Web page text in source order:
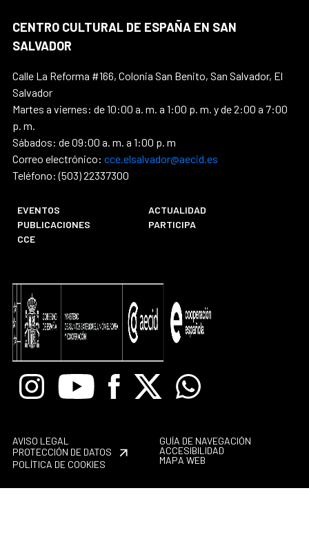
CENTRO CULTURAL DE ESPAÑA EN SAN
SALVADOR
Calle La Reforma #166, Colonia San Benito, San Salvador, El
Salvador
Martes a viernes: de 10:00 a. m. a 1:00 p. m. y de 2:00 a 7:00
p. m.
Sábados: de 09:00 a. m. a 1:00 p. m
Correo electrónico: cce.elsalvador@aecid.es
Teléfono: (503) 22337300
EVENTOS
ACTUALIDAD
PUBLICACIONES
PARTICIPA
CCE
InstagramYoutube Facebook
X Whatsapp
AVISO LEGAL
PROTECCIÓN DE DATOS
POLÍTICA DE COOKIES
GUÍA DE NAVEGACIÓN
ACCESIBILIDAD
MAPA WEB